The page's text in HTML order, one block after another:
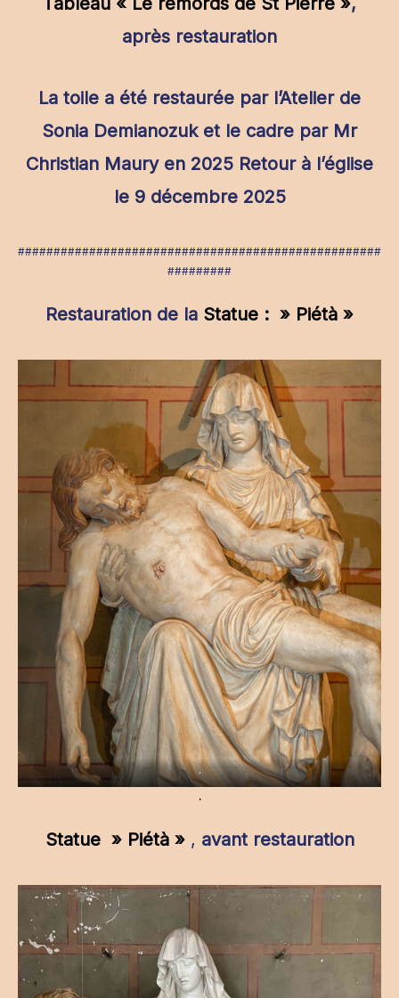
après restauration
La toile a été restaurée par l’Atelier de
Sonia Demianozuk et le cadre par Mr
Christian Maury en 2025 Retour à l’église
le 9 décembre 2025
###################################################
#########
Restauration de la Statue : » Piétà »
.
.
Statue » Piétà » , avant restauration